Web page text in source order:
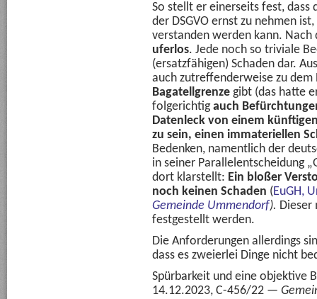
So stellt er einerseits fest, dass
der DSGVO ernst zu nehmen
verstanden werden kann.
uferlos. Jede noch so triviale
(ersatzfähigen) Schaden dar.
auch zutreffenderweise zu dem
Bagatellgrenze gibt (das hatte
folgerichtigauch
Datenleck von einem
zu sein, einen immateriellen
Bedenken, namentlich der
in seiner Parallelentscheidung
dort klarstellt: Ein bloßer
noch keinen Schaden (EuGH,
Gemeinde Ummendorf). Dieser
festgestellt werden.
Die Anforderungen allerdings
dass es zweierlei Dinge nicht
Spürbarkeit und eine objektive
14.12.2023, C-456/22 —